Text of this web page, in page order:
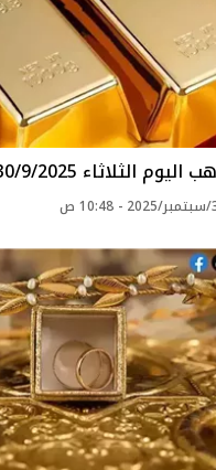
الثلاثاء 30/9/2025 في مصر